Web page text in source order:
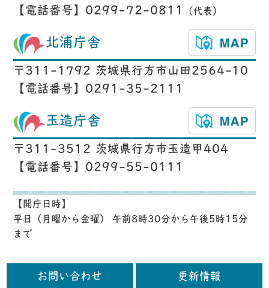
【電話番号】0299-72-0811
（代表）
北浦庁舎
〒311-1792 茨城県行方市山田2564-10
【電話番号】0291-35-2111
玉造庁舎
〒311-3512 茨城県行方市玉造甲404
【電話番号】0299-55-0111
【開庁日時】
平日（月曜から金曜） 午前8時30分から午後5時15分
まで
お問い合わせ 更新情報